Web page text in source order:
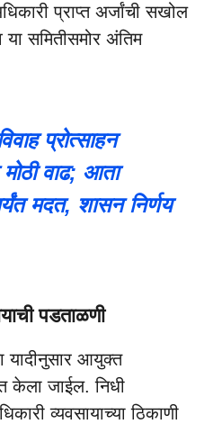
प्राप्त अर्जांची सखोल
समितीसमोर अंतिम
प्रोत्साहन
वाढ; आता
मदत, शासन निर्णय
पडताळणी
यादीनुसार आयुक्त
केला जाईल. निधी
व्यवसायाच्या ठिकाणी